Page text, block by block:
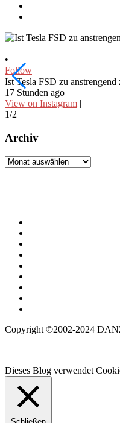
•
Follow
Ist Tesla FSD zu
17 Stunden ago
View on Instagram |
1/2
Archiv
Archiv
Copyright ©2002-2024
Dieses Blog verwendet